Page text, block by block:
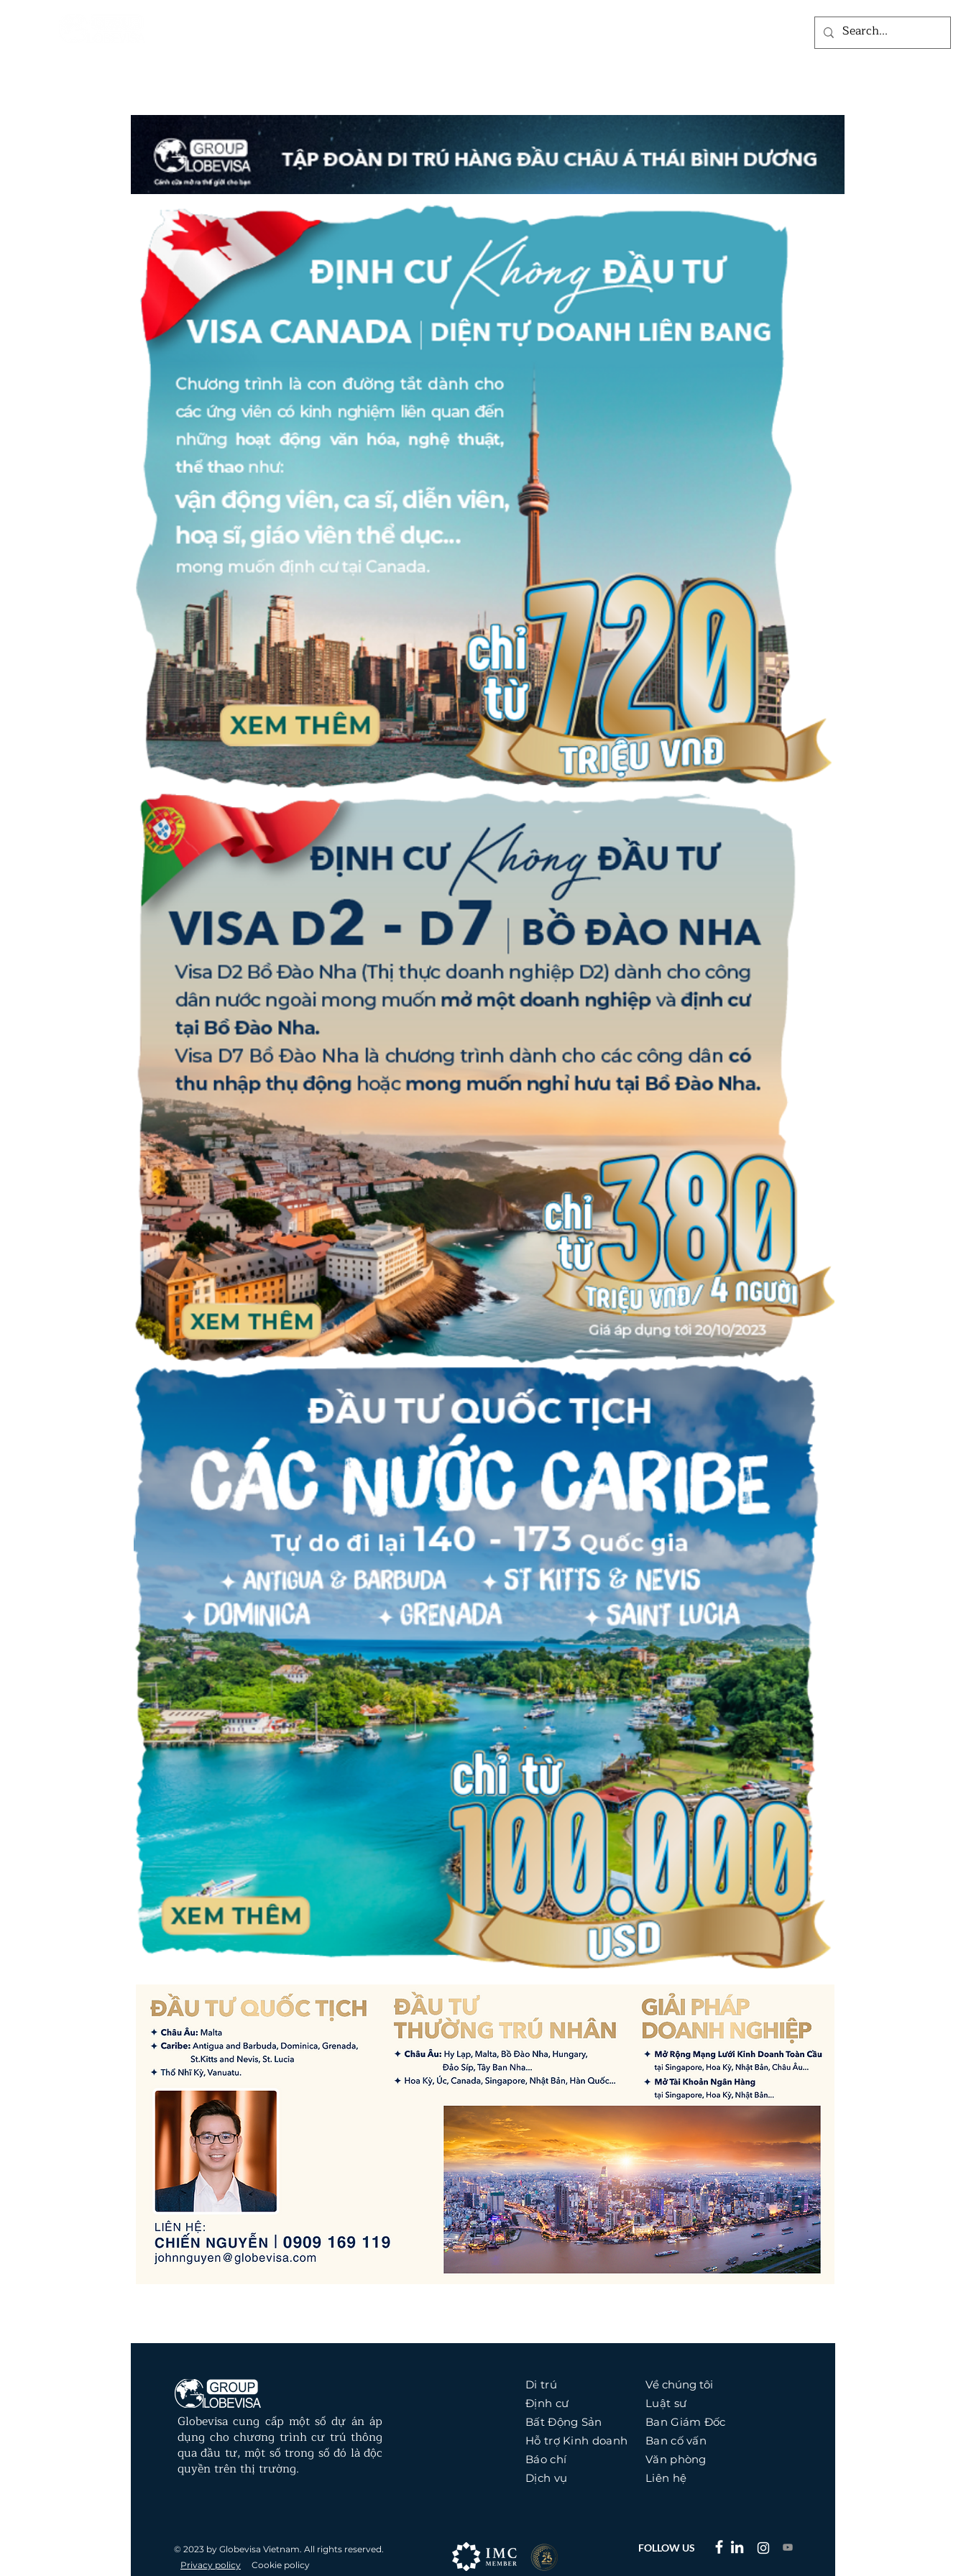
Globevisa cung cấp một số dự án áp
dụng cho chương trình cư trú thông
qua đầu tư, một số trong số đó là độc
quyền trên thị trường.
Di trú
Định cư
Bất Động Sản
Hỗ trợ Kinh doanh
Báo chí
Dịch vụ
Về chúng tôi
Luật sư
Ban Giám Đốc
Ban cố vấn
​Văn phòng
Liên hệ
© 2023 by Globevisa Vietnam. All rights reserved.
Privacy policy
Cookie policy
FOLLOW US